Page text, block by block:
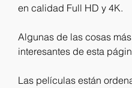
en calidad Full HD y 4K.
Algunas de las cosas más
interesantes de esta
Las películas están